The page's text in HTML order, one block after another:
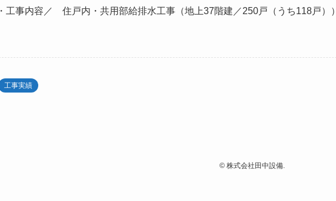
・工事内容／ 住戸内・共用部給排水工事（地上37階建／250戸（うち118戸））
工事実績
©株式会社田中設備.